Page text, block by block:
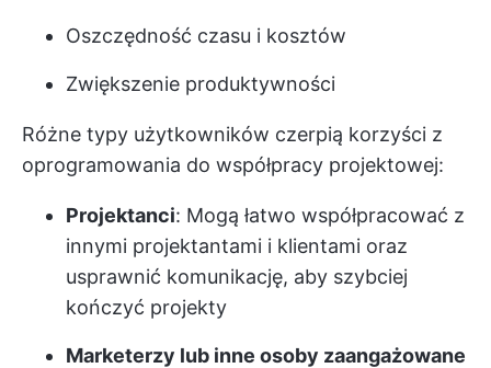
Oszczędność czasu i kosztów
Zwiększenie produktywności
Różne typy użytkowników czerpią korzyści z
oprogramowania do współpracy projektowej:
Projektanci: Mogą łatwo współpracować z
innymi projektantami i klientami oraz
usprawnić komunikację, aby szybciej
kończyć projekty
Marketerzy lub inne osoby zaangażowane